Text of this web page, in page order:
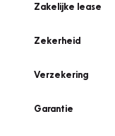
Zakelijke lease
Zekerheid
Verzekering
Garantie